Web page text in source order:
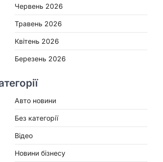
Червень 2026
Травень 2026
Квітень 2026
Березень 2026
Авто новини
Без категорії
Відео
Новини бізнесу